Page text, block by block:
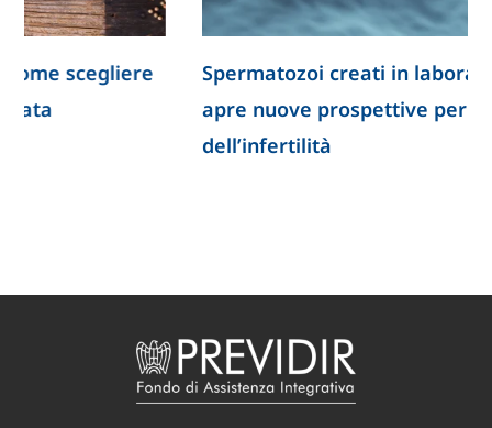
Spermatozoi creati in laboratorio: la ricerca
apre nuove prospettive per lo studio